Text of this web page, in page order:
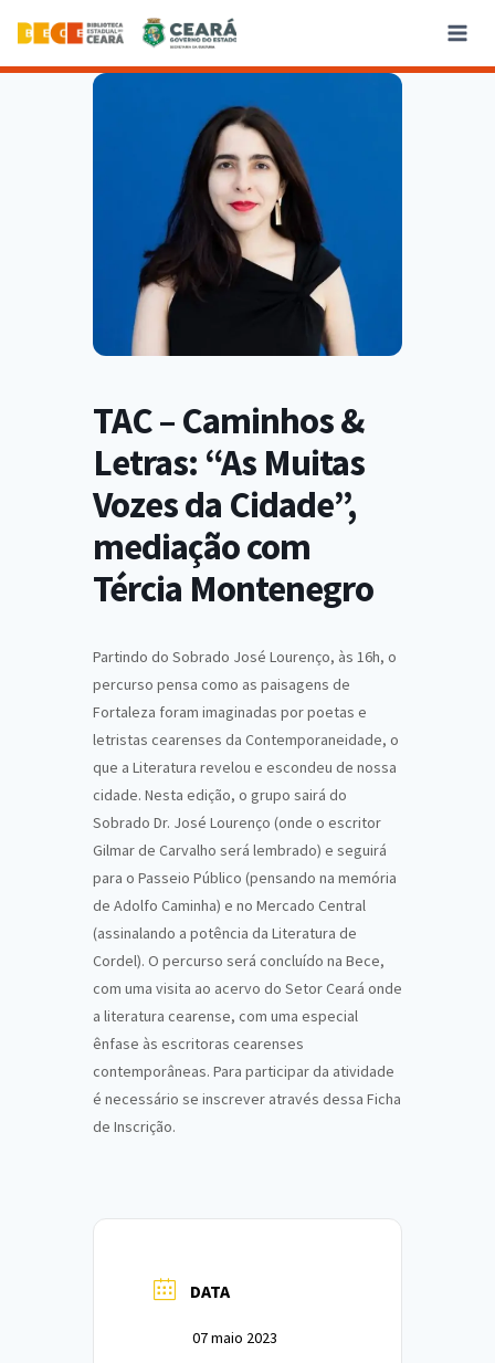
TAC – Caminhos &
Letras: “As Muitas
Vozes da Cidade”,
mediação com
Tércia Montenegro
Partindo do Sobrado José Lourenço, às 16h, o
percurso pensa como as paisagens de
Fortaleza foram imaginadas por poetas e
letristas cearenses da Contemporaneidade, o
que a Literatura revelou e escondeu de nossa
cidade. Nesta edição, o grupo sairá do
Sobrado Dr. José Lourenço (onde o escritor
Gilmar de Carvalho será lembrado) e seguirá
para o Passeio Público (pensando na memória
de Adolfo Caminha) e no Mercado Central
(assinalando a potência da Literatura de
Cordel). O percurso será concluído na Bece,
com uma visita ao acervo do Setor Ceará onde
a literatura cearense, com uma especial
ênfase às escritoras cearenses
contemporâneas. Para participar da atividade
é necessário se inscrever através dessa Ficha
de Inscrição.
DATA
07 maio 2023